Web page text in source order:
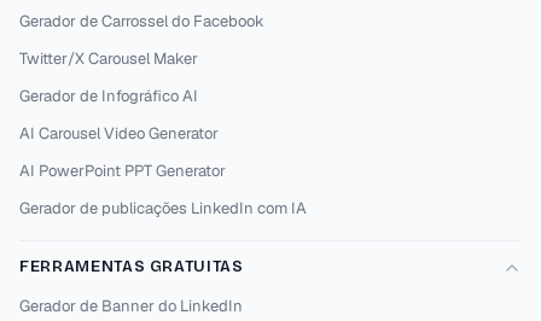
Gerador de Carrossel do Facebook
Twitter/X Carousel Maker
Gerador de Infográfico AI
AI Carousel Video Generator
AI PowerPoint PPT Generator
Gerador de publicações LinkedIn com IA
FERRAMENTAS GRATUITAS
Gerador de Banner do LinkedIn